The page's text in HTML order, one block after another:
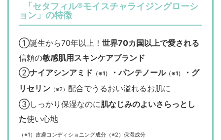
「セタフィル®モイスチャライジングローシ
ョン」の特徴
①誕生から70年以上！ 世界70カ国以上で愛される
信頼の敏感肌用スキンケアブランド
②ナイアシンアミド （※1） ・パンテノール（※1）
・グ
リセリン （※2） 配合でうるおい溢れるお肌に
③しっかり保湿なのに肌なじみのよいさらっとし
た使い心地
（※1）皮膚コンディショニング成分（※2）保湿成分